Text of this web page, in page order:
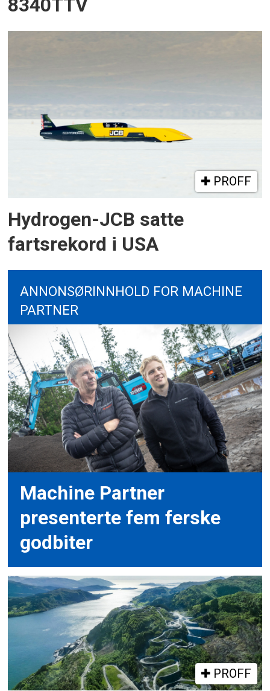
8340TTV
PROFF
Hydrogen-JCB satte
fartsrekord i USA
ANNONSØRINNHOLD FOR MACHINE
PARTNER
Machine Partner
presenterte fem ferske
godbiter
PROFF